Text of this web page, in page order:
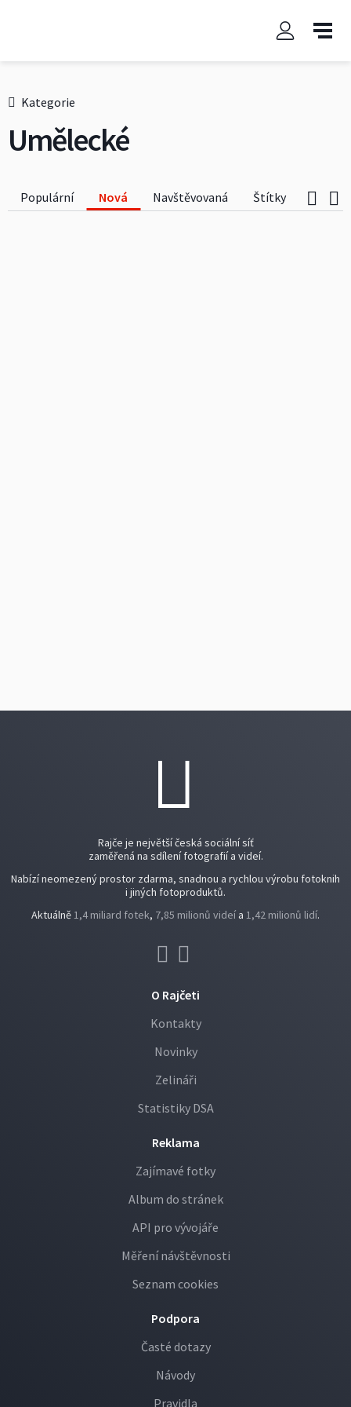
Kategorie
Umělecké
Populární Nová Navštěvovaná Štítky Jen
Rajče je největší česká sociální síť
zaměřená na sdílení fotografií a videí.
Nabízí neomezený prostor zdarma, snadnou a rychlou výrobu fotoknih
i jiných fotoproduktů.
Aktuálně1,4 miliard fotek, 7,85 milionů videí a 1,42 milionů lidí.
O Rajčeti
Kontakty
Novinky
Zelináři
Statistiky DSA
Reklama
Zajímavé fotky
Album do stránek
API pro vývojáře
Měření návštěvnosti
Seznam cookies
Podpora
Časté dotazy
Návody
Pravidla